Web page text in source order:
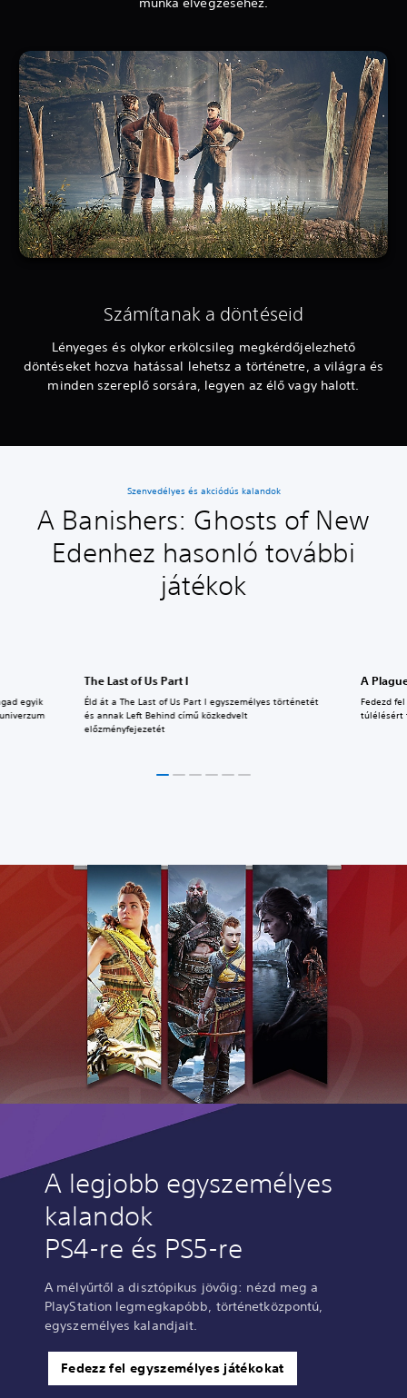
Számítanak a döntéseid
Lényeges és olykor erkölcsileg megkérdőjelezhető
döntéseket hozva hatással lehetsz a történetre, a világra és
minden szereplő sorsára, legyen az élő vagy halott.
Szenvedélyes és akciódús kalandok
A Banishers: Ghosts of New
Edenhez hasonló további
játékok
The Last of Us Part I
Éld át a The Last of Us Part I egyszemélyes történetét
és annak Left Behind című közkedvelt
előzményfejezetét
A
Fedezd
túlélésért
egyik
A legjobb egyszemélyes
kalandok
PS4-re és PS5-re
A mélyűrtől a disztópikus jövőig: nézd meg a
PlayStation legmegkapóbb, történetközpontú,
egyszemélyes kalandjait.
Fedezz fel egyszemélyes játékokat